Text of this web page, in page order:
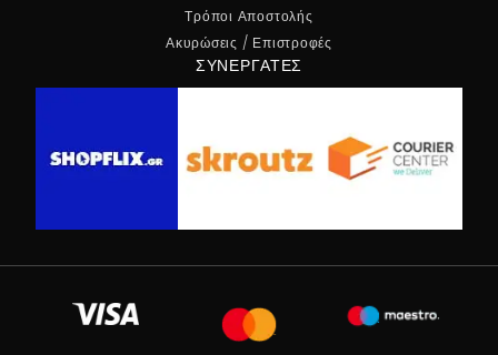
Τρόποι Αποστολής
Ακυρώσεις / Επιστροφές
ΣΥΝΕΡΓΆΤΕΣ